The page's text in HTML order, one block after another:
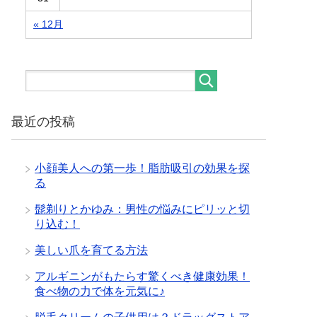
« 12月
最近の投稿
小顔美人への第一歩！脂肪吸引の効果を探
る
髭剃りとかゆみ：男性の悩みにピリッと切
り込む！
美しい爪を育てる方法
アルギニンがもたらす驚くべき健康効果！
食べ物の力で体を元気に♪